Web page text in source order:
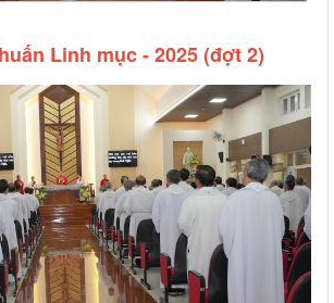
Linh mục - 2025 (đợt 2)